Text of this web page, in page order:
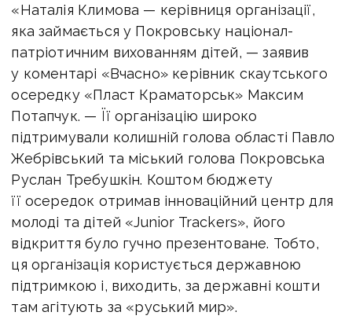
«Наталія Климова — керівниця організації,
яка займається у Покровську націонал-
патріотичним вихованням дітей, — заявив
у коментарі «Вчасно» керівник скаутського
осередку «Пласт Краматорськ» Максим
Потапчук. — Її організацію широко
підтримували колишній голова області Павло
Жебрівський та міський голова Покровська
Руслан Требушкін. Коштом бюджету
її осередок отримав інноваційний центр для
молоді та дітей «Junior Trackers», його
відкриття було гучно презентоване. Тобто,
ця організація користується державною
підтримкою і, виходить, за державні кошти
там агітують за «руський мир».